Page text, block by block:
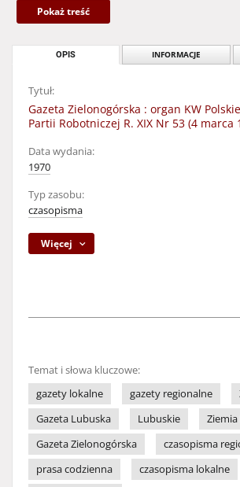
Pokaż treść
OPIS INFORMACJE
Tytuł:
Gazeta Zielonogórska : organ KW
Partii Robotniczej R. XIX Nr 53 (4 marca
Data wydania:
1970
Typ zasobu:
czasopisma
Więcej
Temat i słowa kluczowe:
gazety lokalne
gazety regionalne
Gazeta Lubuska
Lubuskie
Gazeta Zielonogórska
czasopisma
prasa codzienna
czasopisma lokalne